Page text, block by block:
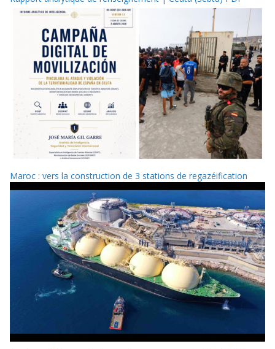
Maroc : vers la construction de 3 stations de regazéification